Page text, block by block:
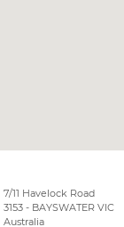
7/11 Havelock Road
3153 - BAYSWATER VIC
Australia